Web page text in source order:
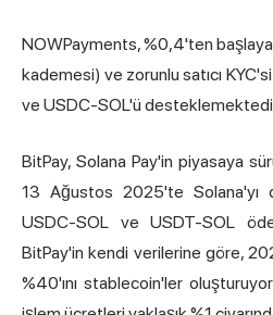
NOWPayments, %0,4'ten
kademesi) ve zorunlu satıcı
ve USDC-SOL'ü
BitPay, Solana Pay'in piyasaya
13 Ağustos 2025'te Solana'yı
USDC-SOL ve USDT-SOL
BitPay'in kendi verilerine göre,
%40'ını stablecoin'ler